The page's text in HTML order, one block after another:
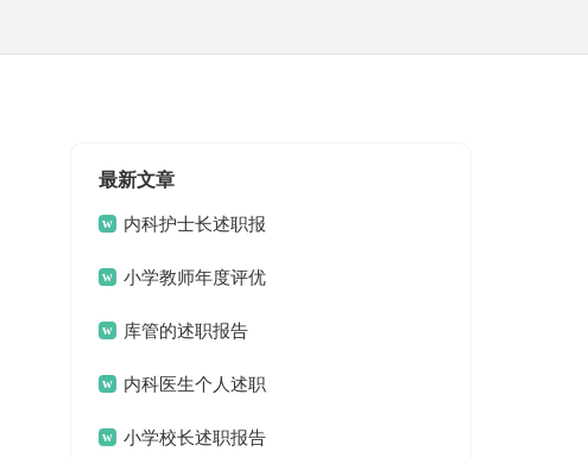
最新文章
内科护士长述职报
告 小学教师年度评优
述职报告
库管的述职报告
内科医生个人述职
报告小学校长述职报告